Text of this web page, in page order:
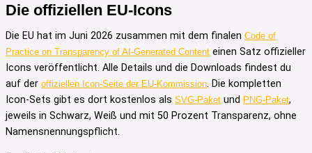
Die offiziellen EU-Icons
Die EU hat im Juni 2026 zusammen mit dem finalen Code of
Practice on Transparency of AI-Generated Content einen Satz offizieller
Icons veröffentlicht. Alle Details und die Downloads findest du
auf der offiziellen Icon-Seite der EU-Kommission. Die kompletten
Icon-Sets gibt es dort kostenlos als SVG-Paket und PNG-Paket,
jeweils in Schwarz, Weiß und mit 50 Prozent Transparenz, ohne
Namensnennungspflicht.